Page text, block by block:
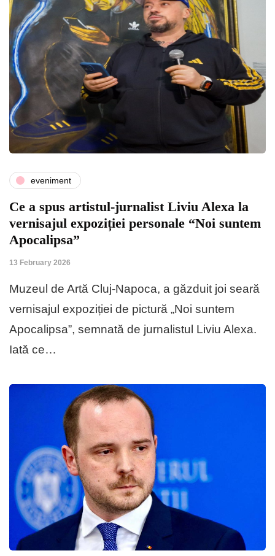
eveniment
Ce a spus artistul-jurnalist Liviu Alexa la
vernisajul expoziției personale “Noi suntem
Apocalipsa”
13 February 2026
Muzeul de Artă Cluj-Napoca, a găzduit joi seară
vernisajul expoziției de pictură „Noi suntem
Apocalipsa”, semnată de jurnalistul Liviu Alexa.
Iată ce…